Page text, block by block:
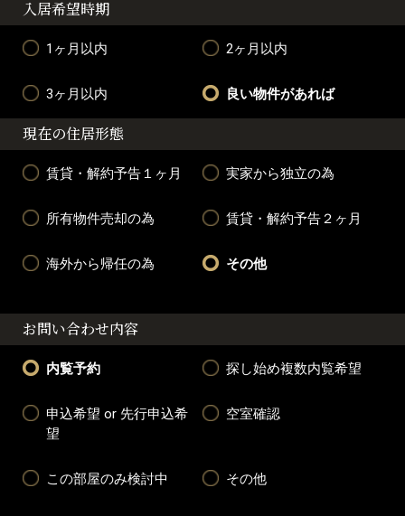
入居希望時期
1ヶ月以内 2ヶ月以内
3ヶ月以内 良い物件があれば
現在の住居形態
賃貸・解約予告１ヶ月 実家から独立の為
所有物件売却の為 賃貸・解約予告２ヶ月
海外から帰任の為 その他
お問い合わせ内容
内覧予約 探し始め複数内覧希望
申込希望 or 先行申込希
望
空室確認
この部屋のみ検討中 その他